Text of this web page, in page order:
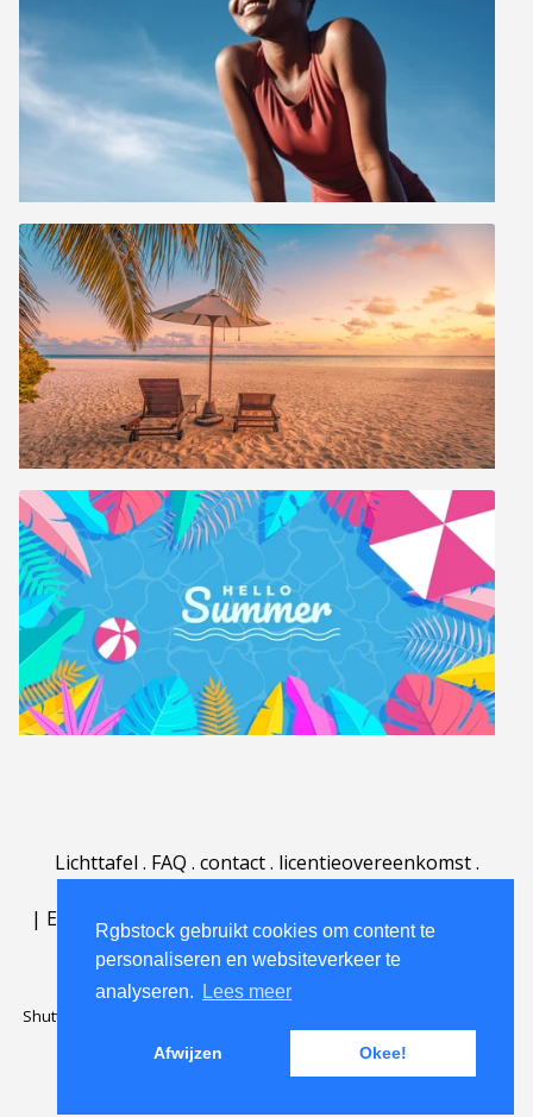
Rgbstock gebruikt cookies om content te
personaliseren en websiteverkeer te
analyseren.
Lees meer
Afwijzen Okee!
Lichttafel . FAQ . contact. licentieovereenkomst.
| English | Deutsch Español | Português
Nederlands|
Shutterstock official partner of Rgbstock
Rgbstock